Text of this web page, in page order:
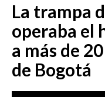
La trampa
operaba el
a más de
de Bogotá